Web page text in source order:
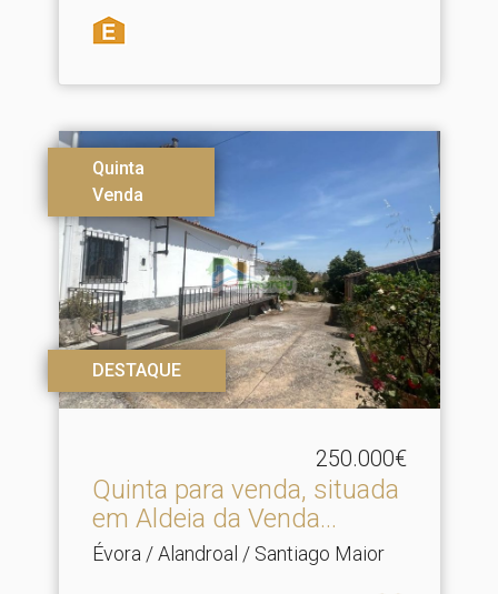
Quinta
Venda
DESTAQUE
250.000€
Quinta para venda, situada
em Aldeia da Venda.​..
Évora / Alandroal / Santiago Maior